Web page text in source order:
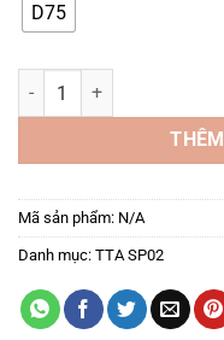
D75
Đèn SpotLight SP02 - 4W/
Mã sản phẩm: N/A
Danh mục: TTA SP02